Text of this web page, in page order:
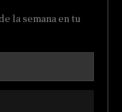
la semana en tu